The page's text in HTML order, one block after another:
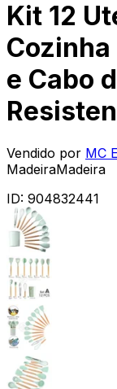
Kit 12
e Cabo
Vendido por MC
MadeiraMadeira
ID: 904832441